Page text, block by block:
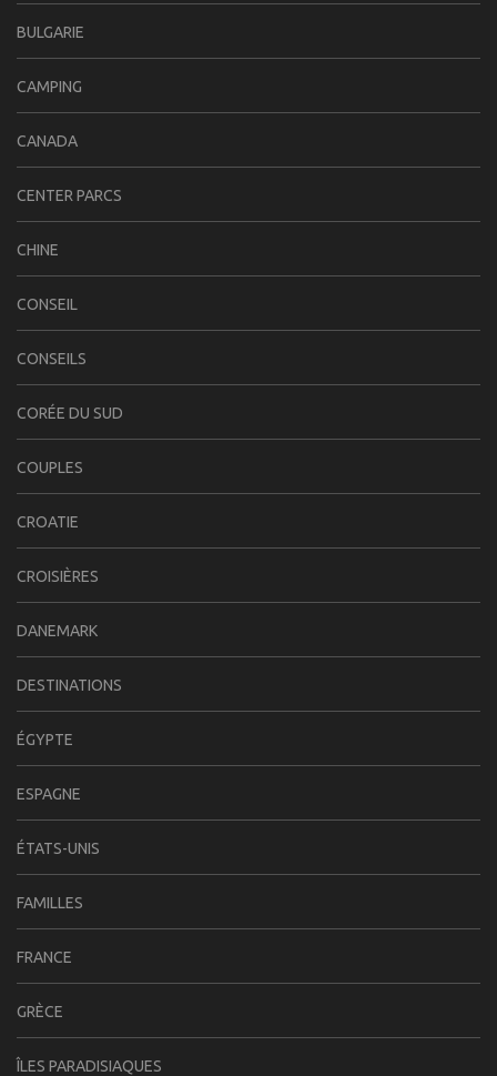
BULGARIE
CAMPING
CANADA
CENTER PARCS
CHINE
CONSEIL
CONSEILS
CORÉE DU SUD
COUPLES
CROATIE
CROISIÈRES
DANEMARK
DESTINATIONS
ÉGYPTE
ESPAGNE
ÉTATS-UNIS
FAMILLES
FRANCE
GRÈCE
ÎLES PARADISIAQUES